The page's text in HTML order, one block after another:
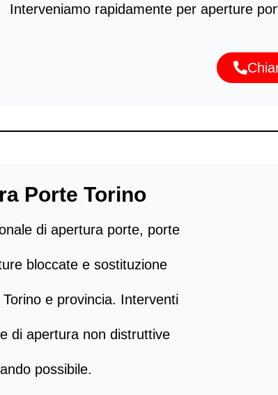
Interveniamo rapidamente per aperture
Porte Torino
di apertura porte, porte
bloccate e sostituzione
e provincia. Interventi
di apertura non distruttive
possibile.